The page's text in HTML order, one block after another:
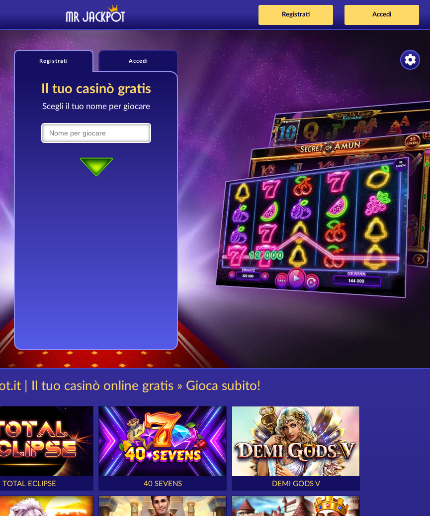
Registrati Accedi
Registrati Accedi
Il tuo casinò gratis
Scegli il tuo nome per giocare
| Il tuo casinò online gratis » Gioca subito!
TOTAL ECLIPSE 40 SEVENS DEMI GODS V